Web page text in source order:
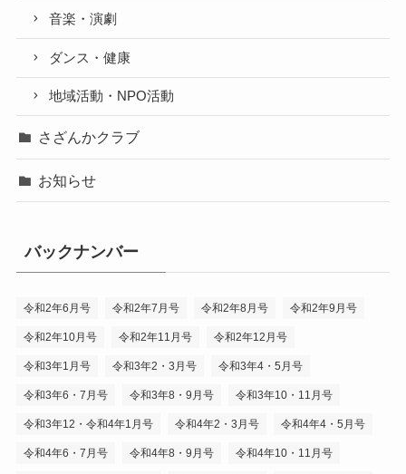
音楽・演劇
ダンス・健康
地域活動・NPO活動
さざんかクラブ
お知らせ
バックナンバー
令和2年6月号 令和2年7月号 令和2年8月号 令和2年9月号
令和2年10月号 令和2年11月号 令和2年12月号
令和3年1月号 令和3年2・3月号 令和3年4・5月号
令和3年6・7月号 令和3年8・9月号 令和3年10・11月号
令和3年12・令和4年1月号 令和4年2・3月号 令和4年4・5月号
令和4年6・7月号 令和4年8・9月号 令和4年10・11月号